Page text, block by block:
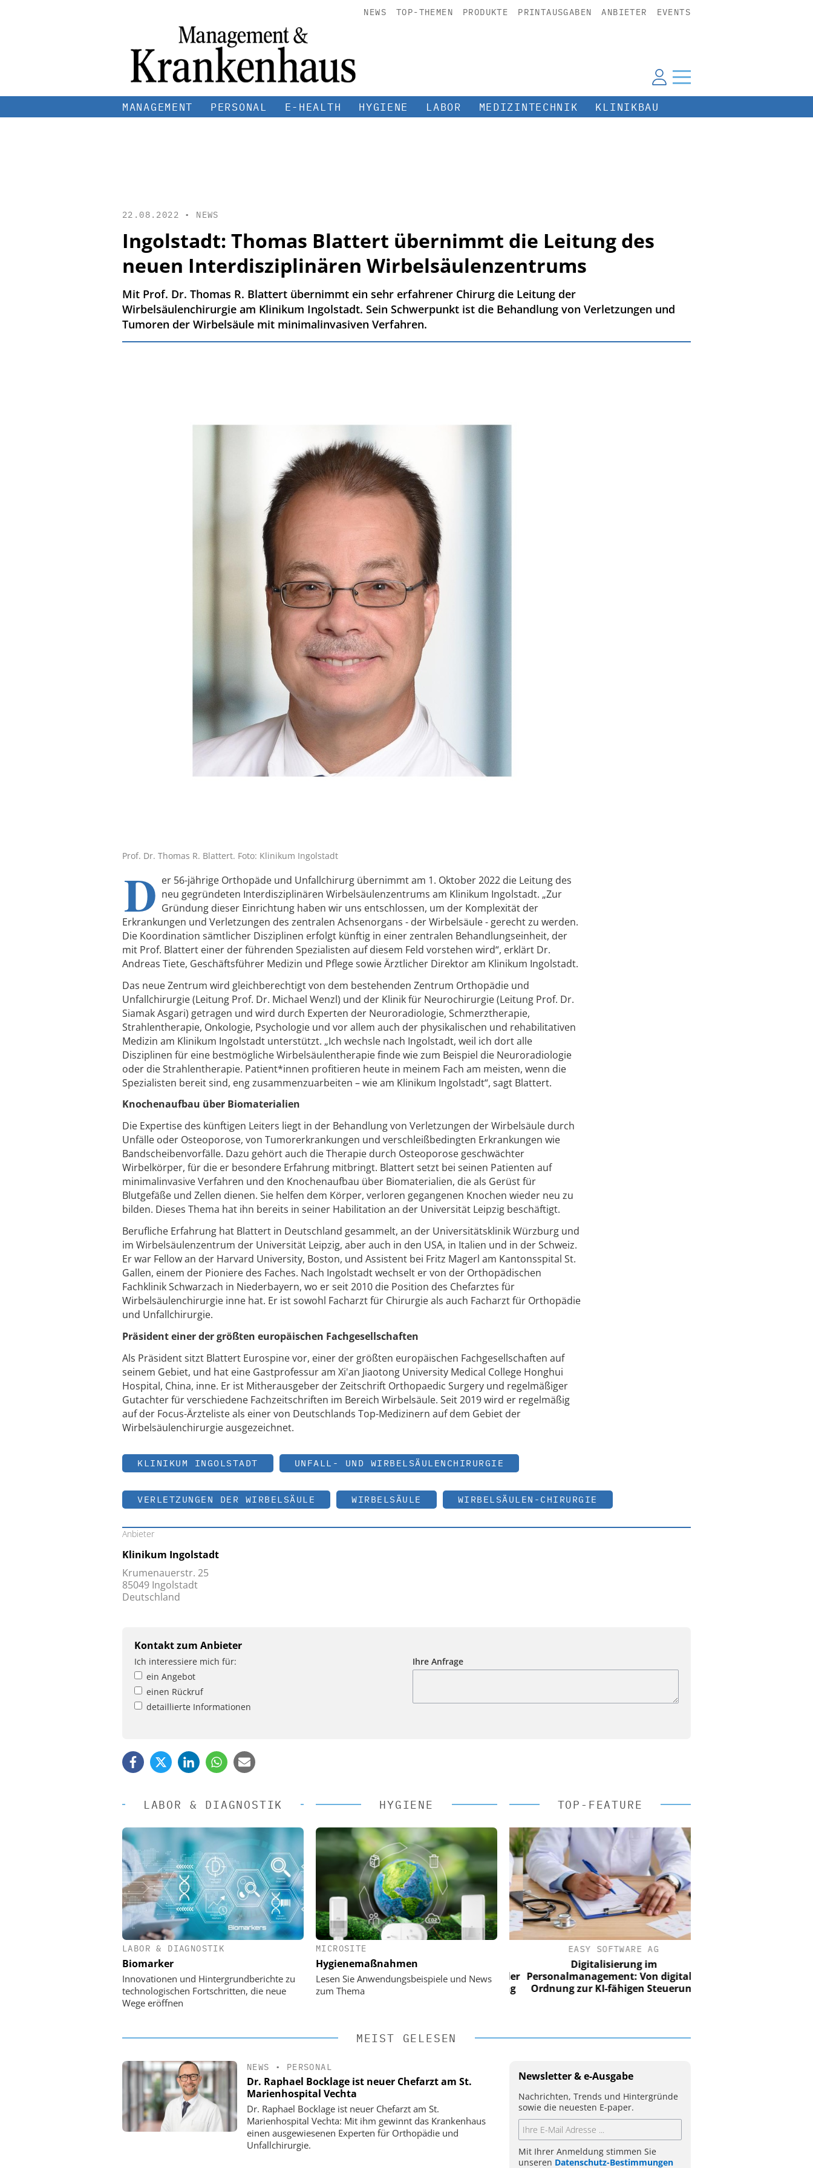
NEWS TOP-THEMEN PRODUKTE PRINTAUSGABEN ANBIETER EVENTS
MANAGEMENT PERSONAL E-HEALTH HYGIENE LABOR MEDIZINTECHNIK KLINIKBAU
22.08.2022 • NEWS
Ingolstadt: Thomas Blattert übernimmt die Leitung des
neuen Interdisziplinären Wirbelsäulenzentrums
Mit Prof. Dr. Thomas R. Blattert übernimmt ein sehr erfahrener Chirurg die Leitung der
Wirbelsäulenchirurgie am Klinikum Ingolstadt. Sein Schwerpunkt ist die Behandlung von Verletzungen und
Tumoren der Wirbelsäule mit minimalinvasiven Verfahren.
Prof. Dr. Thomas R. Blattert. Foto: Klinikum Ingolstadt
D er 56-jährige Orthopäde und Unfallchirurg übernimmt am 1. Oktober 2022 die Leitung des
neu gegründeten Interdisziplinären Wirbelsäulenzentrums am Klinikum Ingolstadt. „Zur
Gründung dieser Einrichtung haben wir uns entschlossen, um der Komplexität der
Erkrankungen und Verletzungen des zentralen Achsenorgans - der Wirbelsäule - gerecht zu werden.
Die Koordination sämtlicher Disziplinen erfolgt künftig in einer zentralen Behandlungseinheit, der
mit Prof. Blattert einer der führenden Spezialisten auf diesem Feld vorstehen wird“, erklärt Dr.
Andreas Tiete, Geschäftsführer Medizin und Pflege sowie Ärztlicher Direktor am Klinikum Ingolstadt.
Das neue Zentrum wird gleichberechtigt von dem bestehenden Zentrum Orthopädie und
Unfallchirurgie (Leitung Prof. Dr. Michael Wenzl) und der Klinik für Neurochirurgie (Leitung Prof. Dr.
Siamak Asgari) getragen und wird durch Experten der Neuroradiologie, Schmerztherapie,
Strahlentherapie, Onkologie, Psychologie und vor allem auch der physikalischen und rehabilitativen
Medizin am Klinikum Ingolstadt unterstützt. „Ich wechsle nach Ingolstadt, weil ich dort alle
Disziplinen für eine bestmögliche Wirbelsäulentherapie finde wie zum Beispiel die Neuroradiologie
oder die Strahlentherapie. Patient*innen profitieren heute in meinem Fach am meisten, wenn die
Spezialisten bereit sind, eng zusammenzuarbeiten – wie am Klinikum Ingolstadt“, sagt Blattert.
Knochenaufbau über Biomaterialien
Die Expertise des künftigen Leiters liegt in der Behandlung von Verletzungen der Wirbelsäule durch
Unfälle oder Osteoporose, von Tumorerkrankungen und verschleißbedingten Erkrankungen wie
Bandscheibenvorfälle. Dazu gehört auch die Therapie durch Osteoporose geschwächter
Wirbelkörper, für die er besondere Erfahrung mitbringt. Blattert setzt bei seinen Patienten auf
minimalinvasive Verfahren und den Knochenaufbau über Biomaterialien, die als Gerüst für
Blutgefäße und Zellen dienen. Sie helfen dem Körper, verloren gegangenen Knochen wieder neu zu
bilden. Dieses Thema hat ihn bereits in seiner Habilitation an der Universität Leipzig beschäftigt.
Berufliche Erfahrung hat Blattert in Deutschland gesammelt, an der Universitätsklinik Würzburg und
im Wirbelsäulenzentrum der Universität Leipzig, aber auch in den USA, in Italien und in der Schweiz.
Er war Fellow an der Harvard University, Boston, und Assistent bei Fritz Magerl am Kantonsspital St.
Gallen, einem der Pioniere des Faches. Nach Ingolstadt wechselt er von der Orthopädischen
Fachklinik Schwarzach in Niederbayern, wo er seit 2010 die Position des Chefarztes für
Wirbelsäulenchirurgie inne hat. Er ist sowohl Facharzt für Chirurgie als auch Facharzt für Orthopädie
und Unfallchirurgie.
Präsident einer der größten europäischen Fachgesellschaften
Als Präsident sitzt Blattert Eurospine vor, einer der größten europäischen Fachgesellschaften auf
seinem Gebiet, und hat eine Gastprofessur am Xi'an Jiaotong University Medical College Honghui
Hospital, China, inne. Er ist Mitherausgeber der Zeitschrift Orthopaedic Surgery und regelmäßiger
Gutachter für verschiedene Fachzeitschriften im Bereich Wirbelsäule. Seit 2019 wird er regelmäßig
auf der Focus-Ärzteliste als einer von Deutschlands Top-Medizinern auf dem Gebiet der
Wirbelsäulenchirurgie ausgezeichnet.
KLINIKUM INGOLSTADT UNFALL- UND WIRBELSÄULENCHIRURGIE
VERLETZUNGEN DER WIRBELSÄULE WIRBELSÄULE WIRBELSÄULEN-CHIRURGIE
Anbieter
Klinikum Ingolstadt
Krumenauerstr. 25
85049 Ingolstadt
Deutschland
Kontakt zum Anbieter
Ich interessiere mich für:
ein Angebot
einen Rückruf
detaillierte Informationen
Ihre Anfrage
LABOR & DIAGNOSTIK
LABOR & DIAGNOSTIK
Biomarker
Innovationen und Hintergrundberichte zu
technologischen Fortschritten, die neue
Wege eröffnen
HYGIENE
MICROSITE
Hygienemaßnahmen
Lesen Sie Anwendungsbeispiele und News
zum Thema
TOP-FEATURE
EASY SOFTWARE AG
Personalmanagement: Von digitaler
Ordnung zur KI-fähigen Steuerung
Digitalisierung im
Personalmanagement: Von digitaler
Ordnung zur KI-fähigen Steuerung
EASY SOFTWARE AG
Digitalisierung im
Personalmanagement: Von digitaler
Ordnung zur KI-fähigen Steuerung
MEIST GELESEN
NEWS • PERSONAL
Dr. Raphael Bocklage ist neuer Chefarzt am St.
Marienhospital Vechta
Dr. Raphael Bocklage ist neuer Chefarzt am St.
Marienhospital Vechta: Mit ihm gewinnt das Krankenhaus
einen ausgewiesenen Experten für Orthopädie und
Unfallchirurgie.
Newsletter & e-Ausgabe
Nachrichten, Trends und Hintergründe
sowie die neuesten E-paper.
Mit Ihrer Anmeldung stimmen Sie
unseren Datenschutz-Bestimmungen